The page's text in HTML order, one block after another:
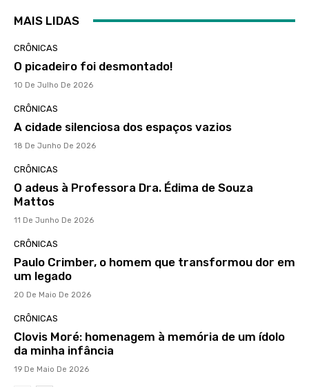
MAIS LIDAS
CRÔNICAS
O picadeiro foi desmontado!
10 De Julho De 2026
CRÔNICAS
A cidade silenciosa dos espaços vazios
18 De Junho De 2026
CRÔNICAS
O adeus à Professora Dra. Édima de Souza
Mattos
11 De Junho De 2026
CRÔNICAS
Paulo Crimber, o homem que transformou dor em
um legado
20 De Maio De 2026
CRÔNICAS
Clovis Moré: homenagem à memória de um ídolo
da minha infância
19 De Maio De 2026